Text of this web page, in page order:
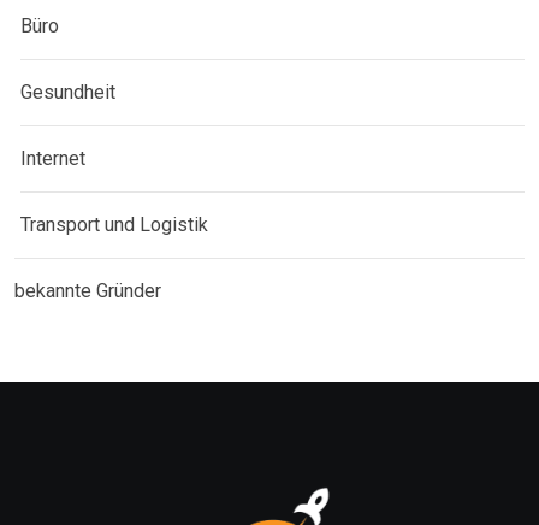
Büro
Gesundheit
Internet
Transport und Logistik
bekannte Gründer